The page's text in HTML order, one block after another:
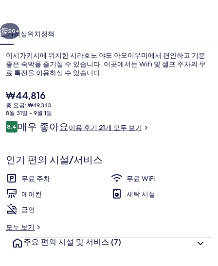
오
이
우
미
의
사
진
러
다음
20+
소개객실위치정책
이시가키시에 위치한 시라호노 야도 아오이우미에서 편안하고 기분
좋은 숙박을 즐기실 수 있습니다. 이곳에서는 WiFi 및 셀프 주차의 무
료 특전을 이용하실 수 있습니다.
현
재
가
격
은
₩44,816
총 요금: ₩49,343
8월 31일 ~ 9월 1일
이
용
기
8.410점 만점 중 8.4점.
매우 좋아요이용 후기 21개 모두 보기
인기 편의 시설/서비스
무료 주차
무료 WiFi
에어컨
세탁 시설
금연
모두 보기
주요 편의 시설 및 서비스 (7)